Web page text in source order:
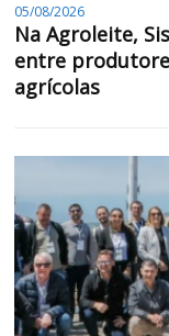
05/08/2026
Na Agroleite,
entre
agrícolas